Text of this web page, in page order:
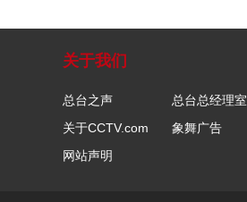
关于我们
总台之声
总台总经理室
关于CCTV.com
象舞广告
网站声明